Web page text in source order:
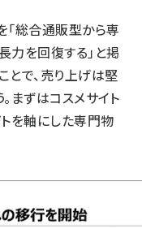
「総合通販型から専
力を回復する」と掲
とで、売り上げは堅
まずはコスメサイト
を軸にした専門物